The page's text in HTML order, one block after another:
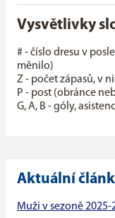
Vysvětlivky
# - číslo dresu v
měnilo)
Z - počet zápasů, v
P - post (obránce
G, A, B - góly,
Aktuální
Muži v sezoně